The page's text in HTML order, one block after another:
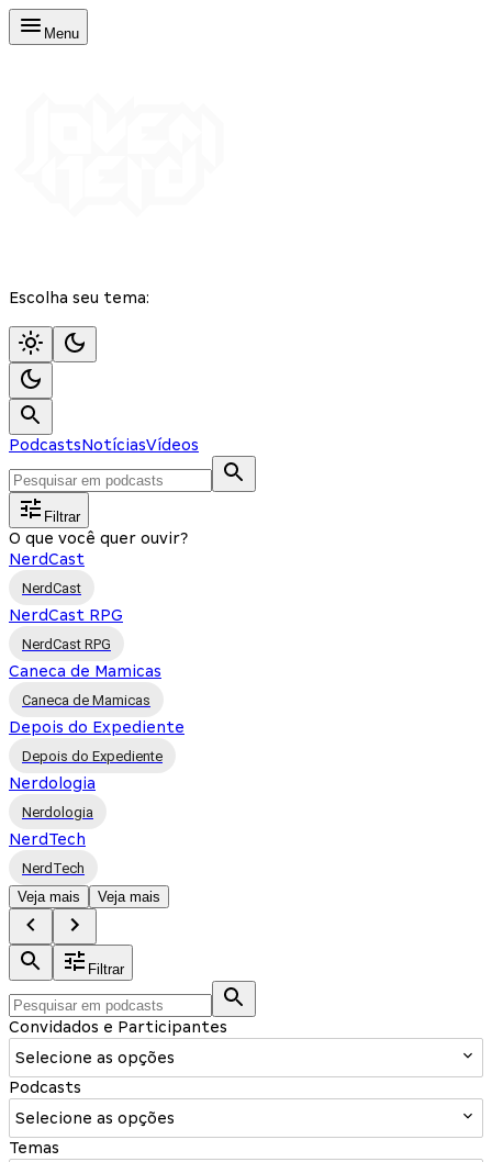
Menu
Escolha seu tema:
PodcastsNotíciasVídeos
Filtrar
O que você quer ouvir?
NerdCast
NerdCast
NerdCast RPG
NerdCast RPG
Caneca de Mamicas
Caneca de Mamicas
Depois do Expediente
Depois do Expediente
Nerdologia
Nerdologia
NerdTech
NerdTech
Veja mais
Veja mais
Filtrar
Convidados e Participantes
Selecione as opções
Podcasts
Selecione as opções
Temas